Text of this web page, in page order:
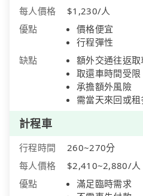
每人價格
$1,230/人
優點
價格便宜
行程彈性
缺點
額外交通往返取
取還車時間受限
承擔額外風險
需當天來回或租
計程車
行程時間
260~270分
每人價格
$2,410~2,880/人
優點
滿足臨時需求